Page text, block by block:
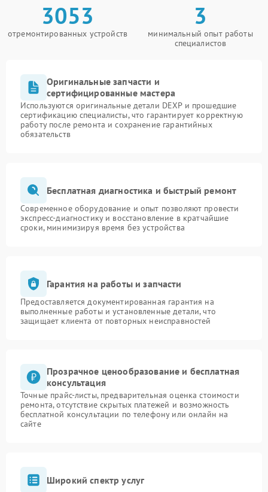
3053
отремонтированных устройств
3
минимальный опыт работы
специалистов
Оригинальные запчасти и
сертифицированные мастера
Используются оригинальные детали DEXP и прошедшие
сертификацию специалисты, что гарантирует корректную
работу после ремонта и сохранение гарантийных
обязательств
Бесплатная диагностика и быстрый ремонт
Современное оборудование и опыт позволяют провести
экспресс-диагностику и восстановление в кратчайшие
сроки, минимизируя время без устройства
Гарантия на работы и запчасти
Предоставляется документированная гарантия на
выполненные работы и установленные детали, что
защищает клиента от повторных неисправностей
Прозрачное ценообразование и бесплатная
консультация
Точные прайс-листы, предварительная оценка стоимости
ремонта, отсутствие скрытых платежей и возможность
бесплатной консультации по телефону или онлайн на
сайте
Широкий спектр услуг